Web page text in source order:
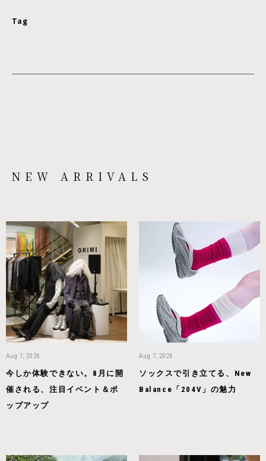
Tag
NEW ARRIVALS
Aug 7, 2026
今しか体験できない。8月に開
催される、注目イベント＆ポ
ップアップ
Aug 7, 2026
ソックスで引き立てる、New
Balance「204V」の魅力